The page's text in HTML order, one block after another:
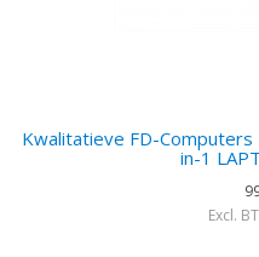
Kwalitatieve FD-Computers
in-1
Excl.